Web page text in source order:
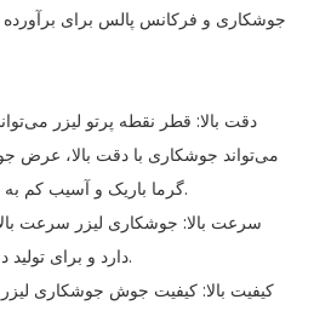
جوشکاری و فرکانس پالس برای
دقت بالا: قطر نقطه پرتو لیزر
می‌تواند جوشکاری با دقت بالا، عرض
گرما باریک و آسیب کم به مواد اطراف را به دست آورد.
سرعت بالا: جوشکاری لیزر سرعت
دارد و برای تولید در مقیاس بزرگ مناسب است.
کیفیت بالا: کیفیت جوش جوشکاری